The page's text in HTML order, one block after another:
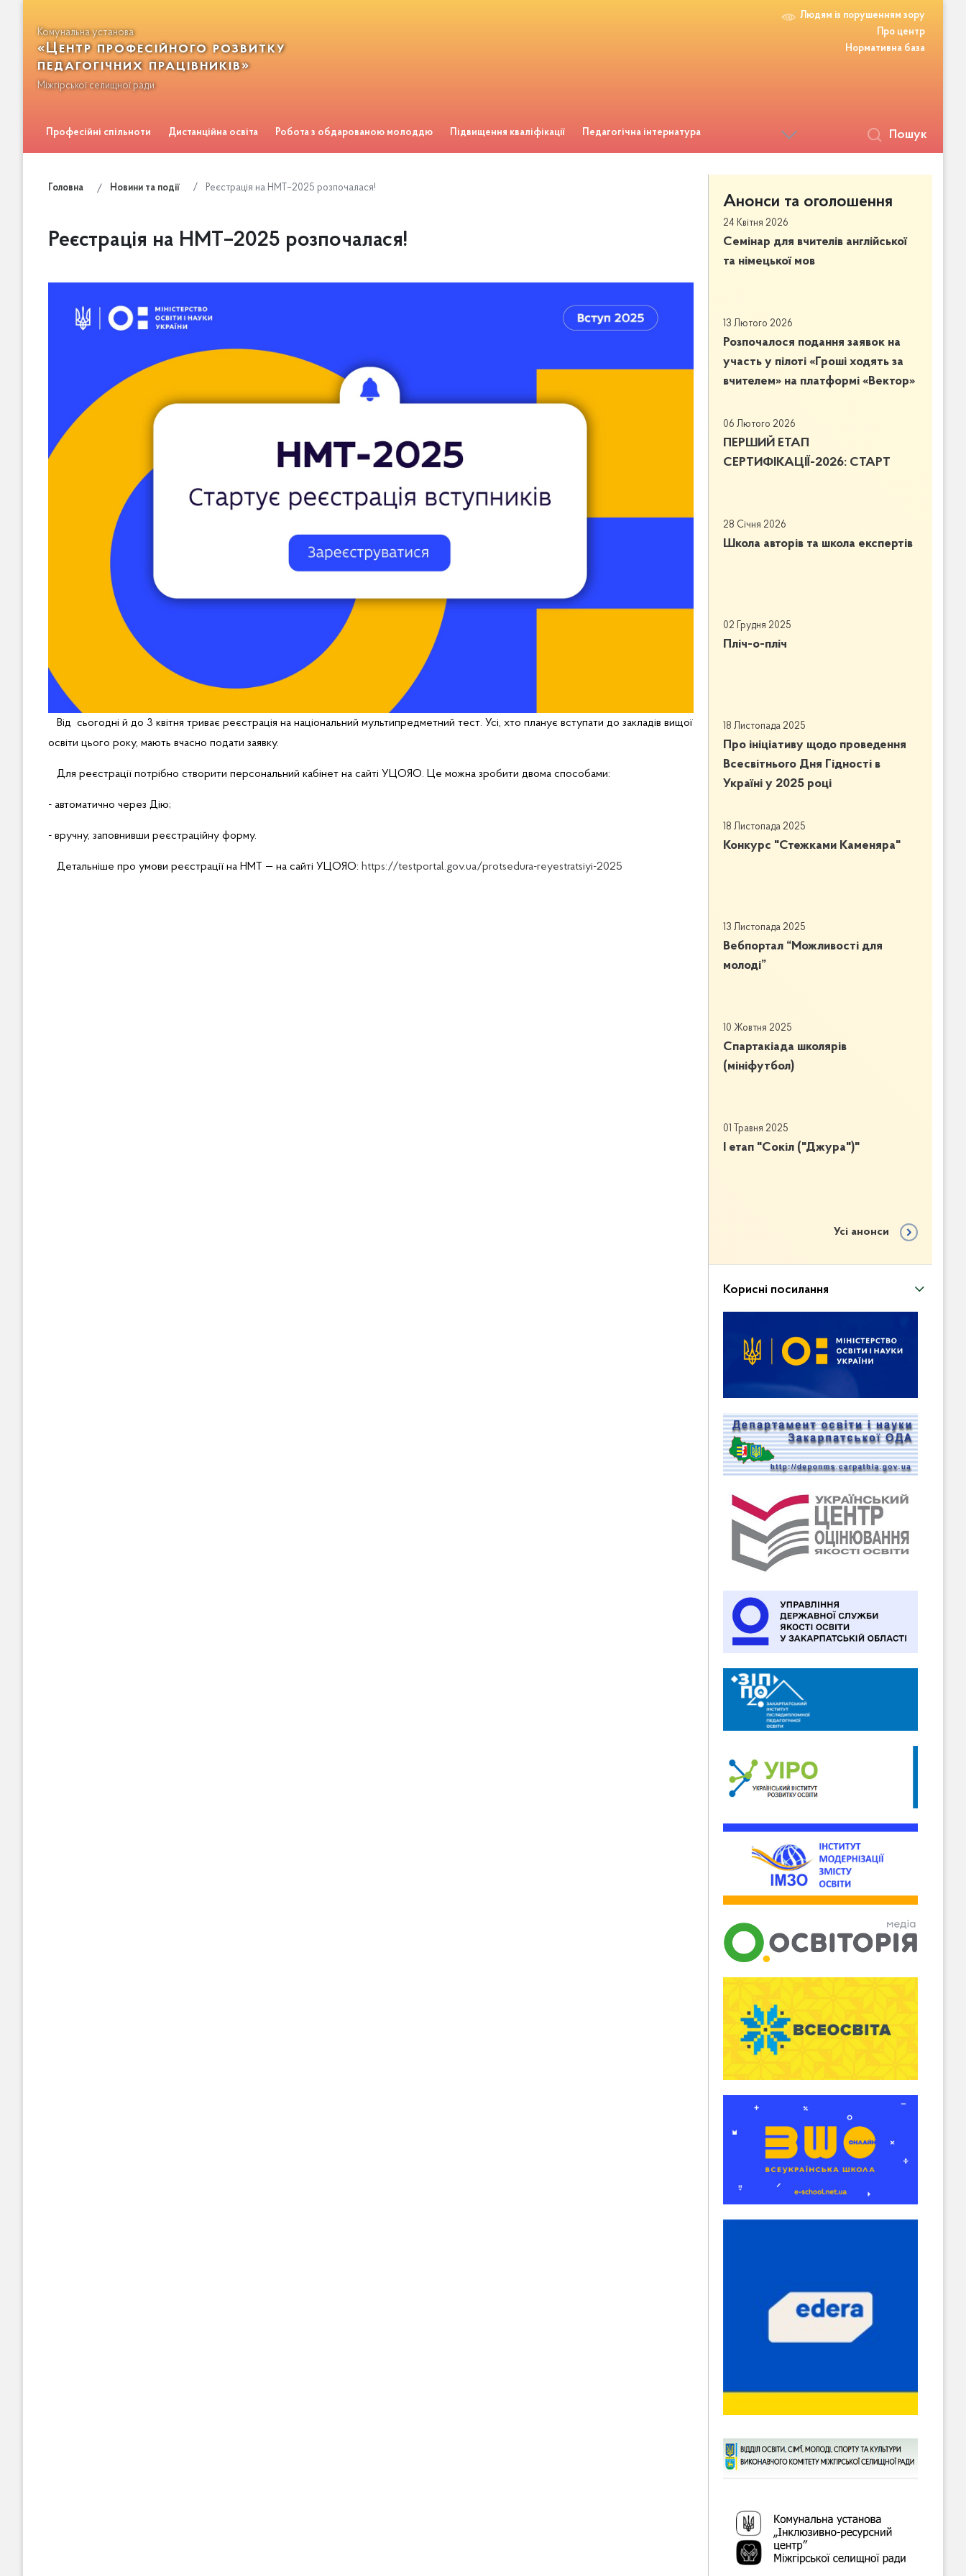
Комунальна установа
«Центр професійного розвитку
педагогічних працівників»
Міжгірської селищної ради
Людям із порушенням зору
Про центр
Нормативна база
Професійні спільноти Дистанційна освіта Робота з обдарованою молоддю Підвищення кваліфікації Педагогічна інтернатура Пошук
Головна Новини та події Реєстрація на НМТ–2025 розпочалася!
Реєстрація на НМТ–2025 розпочалася!
Від сьогодні й до 3 квітня триває реєстрація на національний мультипредметний тест. Усі, хто планує вступати до закладів вищої
освіти цього року, мають вчасно подати заявку.
Для реєстрації потрібно створити персональний кабінет на сайті УЦОЯО. Це можна зробити двома способами:
- автоматично через Дію;
- вручну, заповнивши реєстраційну форму.
Детальніше про умови реєстрації на НМТ — на сайті УЦОЯО: https://testportal.gov.ua/protsedura-reyestratsiyi-2025
Анонси та оголошення
24 Квітня 2026
Семінар для вчителів англійської
та німецької мов
13 Лютого 2026
Розпочалося подання заявок на
участь у пілоті «Гроші ходять за
вчителем» на платформі «Вектор»
06 Лютого 2026
ПЕРШИЙ ЕТАП
СЕРТИФІКАЦІЇ-2026: СТАРТ
28 Січня 2026
Школа авторів та школа експертів
02 Грудня 2025
Пліч-о-пліч
18 Листопада 2025
Про ініціативу щодо проведення
Всесвітнього Дня Гідності в
Україні у 2025 році
18 Листопада 2025
Конкурс "Стежками Каменяра"
13 Листопада 2025
Вебпортал “Можливості для
молоді”
10 Жовтня 2025
Спартакіада школярів
(мініфутбол)
01 Травня 2025
І етап "Сокіл ("Джура")"
Усі анонси
Корисні посилання